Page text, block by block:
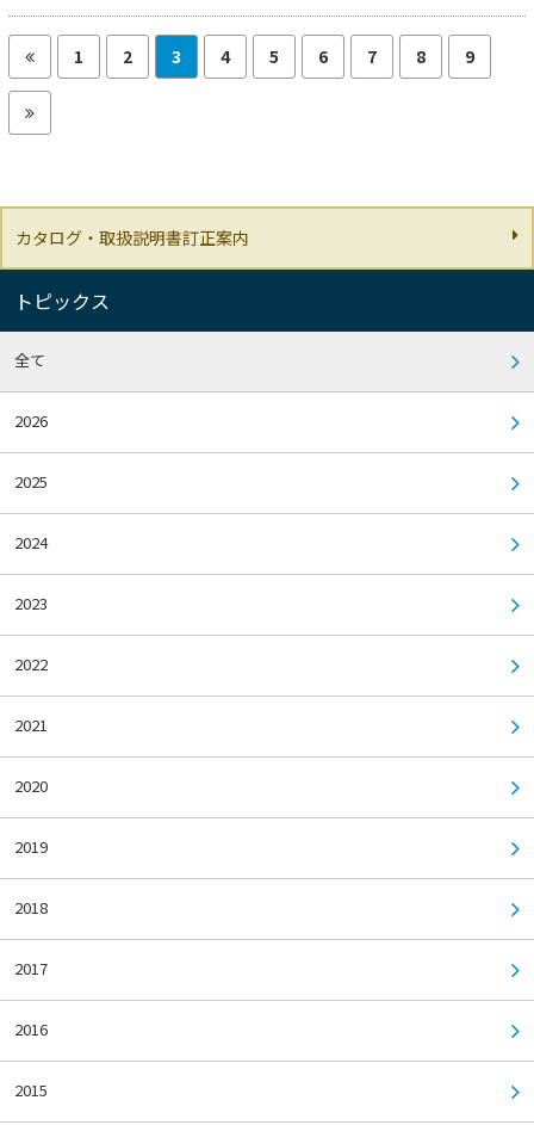
1 2 3 4 5 6 7 8 9
カタログ・取扱説明書訂正案内
トピックス
全て
2026
2025
2024
2023
2022
2021
2020
2019
2018
2017
2016
2015